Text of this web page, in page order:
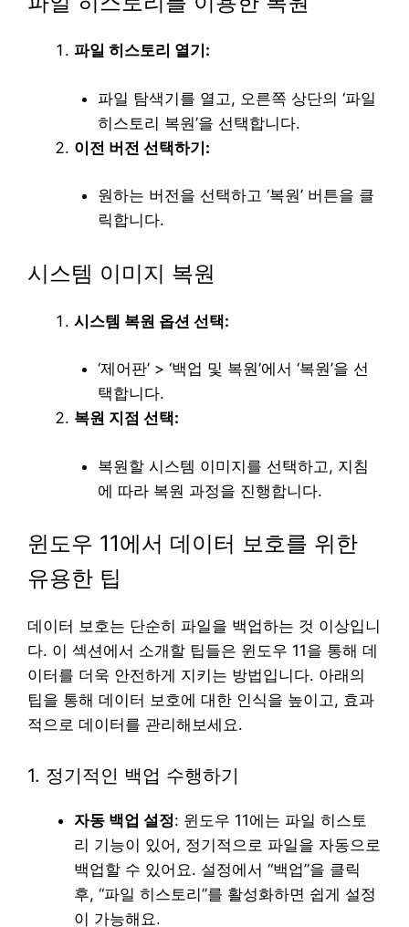
파일 히스토리 열기:
파일 탐색기를 열고, 오른쪽 상단의 ‘파일
히스토리 복원’을 선택합니다.
이전 버전 선택하기:
원하는 버전을 선택하고 ‘복원’ 버튼을 클
릭합니다.
시스템 이미지 복원
시스템 복원 옵션 선택:
‘제어판’ > ‘백업 및 복원’에서 ‘복원’을 선
택합니다.
복원 지점 선택:
복원할 시스템 이미지를 선택하고, 지침
에 따라 복원 과정을 진행합니다.
윈도우 11에서 데이터 보호를 위한
유용한 팁
데이터 보호는 단순히 파일을 백업하는 것 이상입니
다. 이 섹션에서 소개할 팁들은 윈도우 11을 통해 데
이터를 더욱 안전하게 지키는 방법입니다. 아래의
팁을 통해 데이터 보호에 대한 인식을 높이고, 효과
적으로 데이터를 관리해보세요.
1. 정기적인 백업 수행하기
자동 백업 설정: 윈도우 11에는 파일 히스토
리 기능이 있어, 정기적으로 파일을 자동으로
백업할 수 있어요. 설정에서 “백업”을 클릭
후, “파일 히스토리”를 활성화하면 쉽게 설정
이 가능해요.